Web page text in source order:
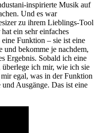
inspirierte Musik auf
Und es war
zu ihrem Lieblings-Tool
ein sehr einfaches
Funktion – sie ist eine
und bekomme je nachdem,
Ergebnis. Sobald ich eine
ich mir, wie ich sie
egal, was in der Funktion
Ausgänge. Das ist eine